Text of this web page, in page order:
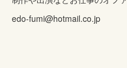
edo-fumi@hotmail.co.jp